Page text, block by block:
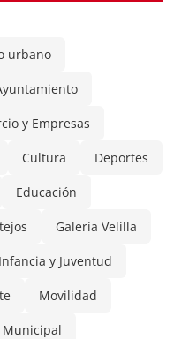
urbano
y Empresas
Cultura Deportes
Educación
Galería Velilla
Infancia y Juventud
Movilidad
Municipal